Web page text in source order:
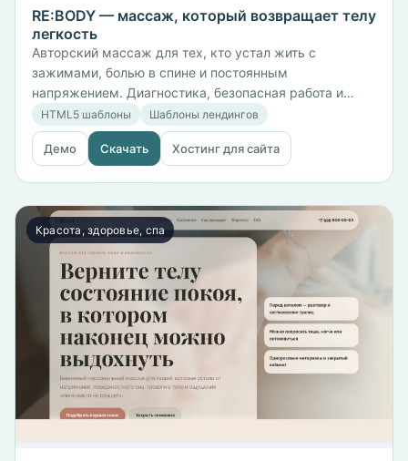
RE:BODY — массаж, который возвращает телу
легкость
Авторский массаж для тех, кто устал жить с
зажимами, болью в спине и постоянным
напряжением. Диагностика, безопасная работа и
понятный план восстановления.
HTML5 шаблоны Шаблоны лендингов
Демо Скачать Хостинг для сайта
Красота, здоровье, спа